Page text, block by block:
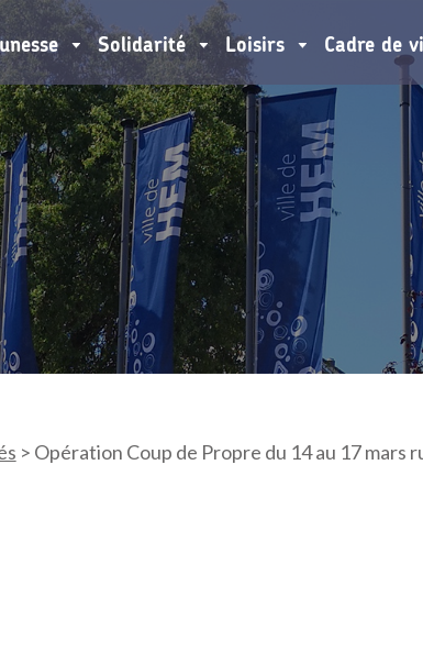
Solidarité Loisirs Cadre de
> Opération Coup de Propre du 14 au 17 mars